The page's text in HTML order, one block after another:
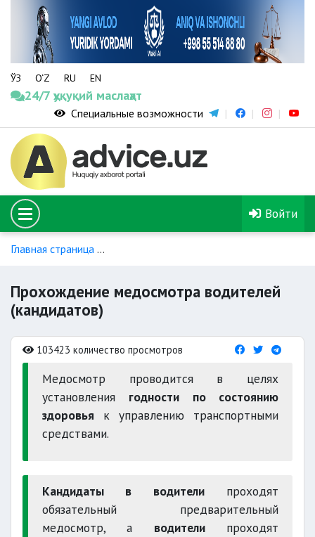
ЎЗ O‘Z RU EN
24/7 ҳуқуқий маслаҳат
Специальные возможности
Войти
Главная страница
Прохождение медосмотра водителей
(кандидатов)
103423 количество просмотров
Медосмотр проводится в целях
установления годности по состоянию
здоровья к управлению транспортными
средствами.
Кандидаты в водителипроходят
обязательный предварительный
медосмотр, а водителипроходят